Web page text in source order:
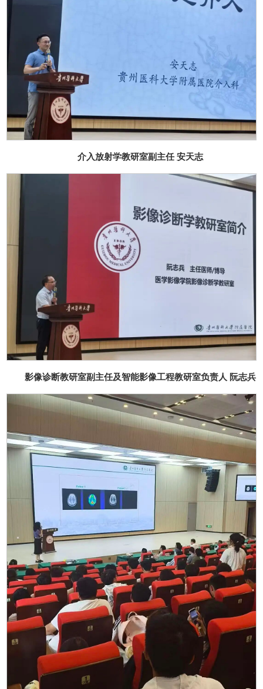
介入放射学教研室副主任 安天志
影像诊断教研室副主任及智能影像工程教研室负责人 阮志兵